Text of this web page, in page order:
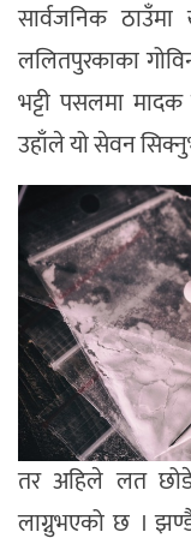
सार्वजनिक
ललितपुरकाका
भट्टी पसलमा मादक
उहाँले यो सेवन
तर अहिले लत
लाग्नुभएको छ ।